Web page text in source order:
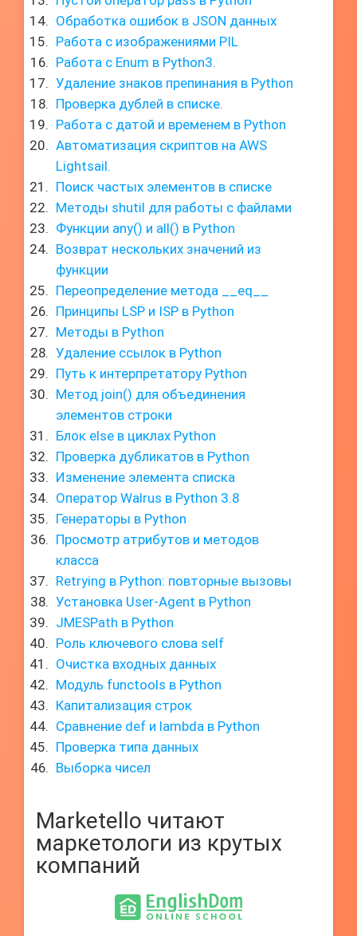
Обработка ошибок в JSON данных
Работа с изображениями PIL
Работа с Enum в Python3.
Удаление знаков препинания в Python
Проверка дублей в списке.
Работа с датой и временем в Python
Автоматизация скриптов на AWS
Lightsail.
Поиск частых элементов в списке
Методы shutil для работы с файлами
Функции any() и all() в Python
Возврат нескольких значений из
функции
Переопределение метода __eq__
Принципы LSP и ISP в Python
Методы в Python
Удаление ссылок в Python
Путь к интерпретатору Python
Метод join() для объединения
элементов строки
Блок else в циклах Python
Проверка дубликатов в Python
Изменение элемента списка
Оператор Walrus в Python 3.8
Генераторы в Python
Просмотр атрибутов и методов
класса
Retrying в Python: повторные вызовы
Установка User-Agent в Python
JMESPath в Python
Роль ключевого слова self
Очистка входных данных
Модуль functools в Python
Капитализация строк
Сравнение def и lambda в Python
Проверка типа данных
Выборка чисел
Marketello читают
маркетологи из крутых
компаний